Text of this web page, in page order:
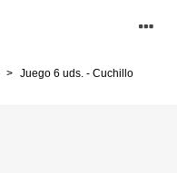
> Juego 6 uds. - Cuchillo